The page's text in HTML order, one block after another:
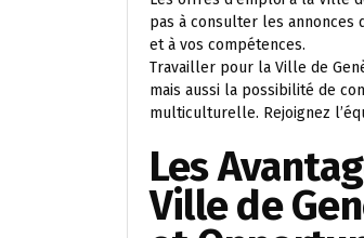
pas à consulter les
et à vos compétences.
Travailler pour la Ville de
mais aussi la possibilité de
multiculturelle. Rejoignez
Les
Ville de